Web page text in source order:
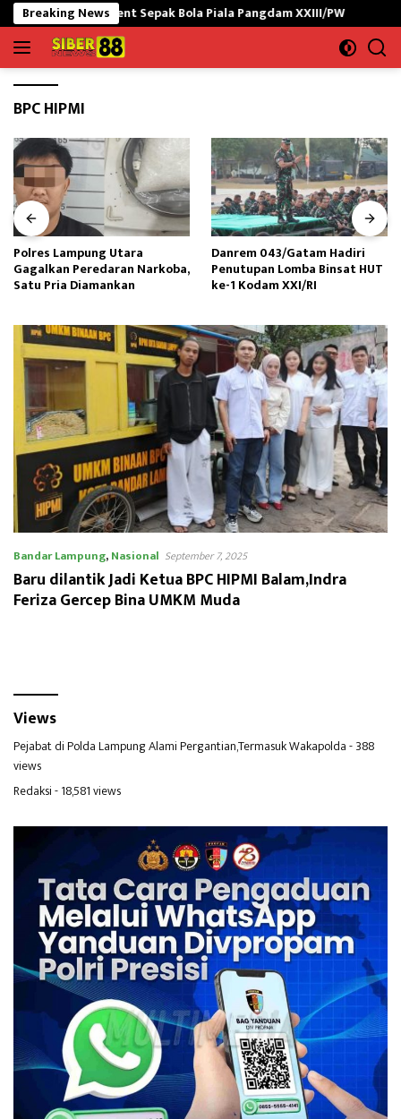
Langsung
ke
konten
Breaking News
Turnament Sepak Bola Piala Pangdam XXIII/PW Polres
BPC HIPMI
Polres Lampung Utara
Gagalkan Peredaran Narkoba,
Satu Pria Diamankan
Danrem 043/Gatam Hadiri
Penutupan Lomba Binsat HUT
ke-1 Kodam XXI/RI
Bandar Lampung,Nasional September 7, 2025
Baru dilantik Jadi Ketua BPC HIPMI Balam,Indra
Feriza Gercep Bina UMKM Muda
Views
Pejabat di Polda Lampung Alami Pergantian,Termasuk Wakapolda- 388
views
Redaksi- 18,581 views